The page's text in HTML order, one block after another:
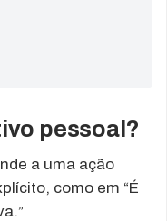
pessoal?
a uma ação
como em “É